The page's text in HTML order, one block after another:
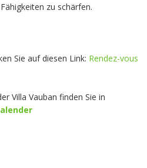
zu schärfen.
Sie auf diesen Link: Rendez-vous
Villa Vauban finden Sie in